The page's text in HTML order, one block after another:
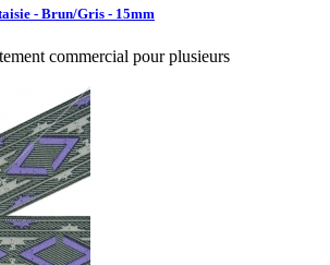
- Brun/Gris - 15mm
commercial pour plusieurs